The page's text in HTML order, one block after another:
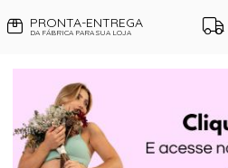
PRONTA-ENTREGA
DA FÁBRICA PARA SUA LOJA